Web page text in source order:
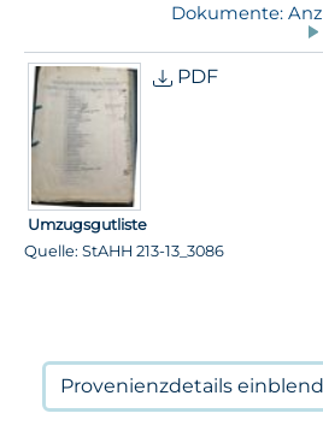
Dokumente:
PDF
Umzugsgutliste
Quelle: StAHH 213-13_3086
Provenienzdetails